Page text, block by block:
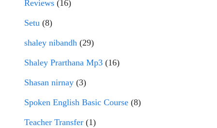
Reviews (16)
Setu (8)
shaley nibandh (29)
Shaley Prarthana Mp3 (16)
Shasan nirnay (3)
Spoken English Basic Course (8)
Teacher Transfer (1)